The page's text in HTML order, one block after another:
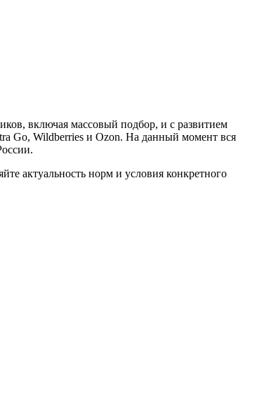
включая массовый подбор, и с развитием
Go, Wildberries и Ozon. На данный момент вся
актуальность норм и условия конкретного